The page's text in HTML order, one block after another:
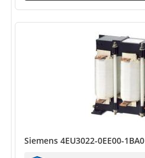
Siemens 4EU3022-0EE00-1BA0